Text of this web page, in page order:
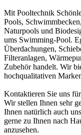
Mit Pooltechnik
Pools,
Naturpools und
ums Swimming-Pool.
Überdachungen,
Filteranlagen,
Zubehör handelt. Wir
hochqualitativen
Kontaktieren Sie uns
Wir stellen Ihnen sehr
Ihnen natürlich auch
gerne zu Ihnen nach
anzusehen.